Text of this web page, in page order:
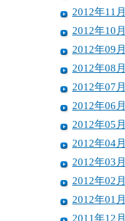
2012年11月
2012年10月
2012年09月
2012年08月
2012年07月
2012年06月
2012年05月
2012年04月
2012年03月
2012年02月
2012年01月
2011年12月